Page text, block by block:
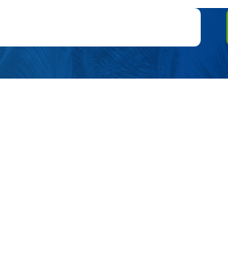
Presný typ transferu je vždy uvedený v